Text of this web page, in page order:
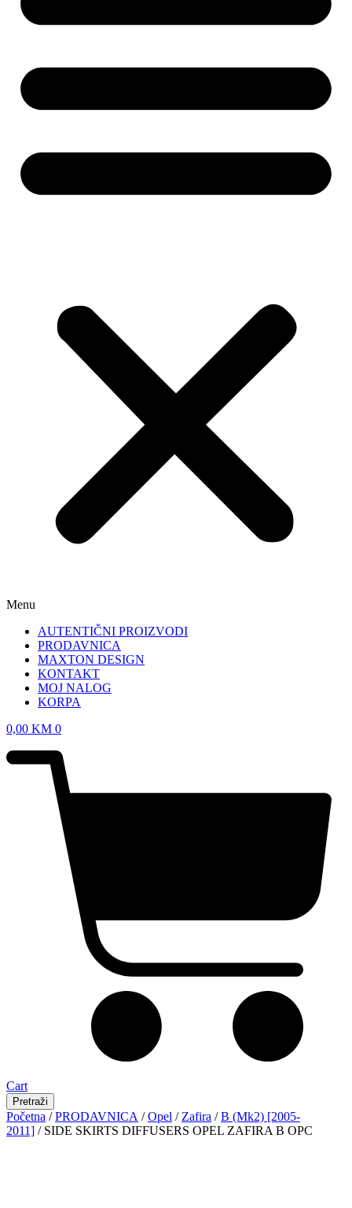
Menu
AUTENTIČNI PROIZVODI
PRODAVNICA
MAXTON DESIGN
KONTAKT
MOJ NALOG
KORPA
0,00 KM 0
Cart
Pretraži
Početna /PRODAVNICA /Opel / Zafira /B (Mk2) [2005-
2011] / SIDE SKIRTS DIFFUSERS OPEL ZAFIRA B OPC